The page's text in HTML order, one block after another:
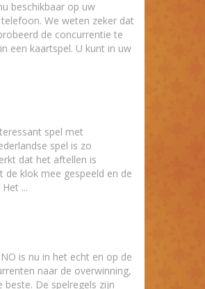
beschikbaar op uw
We weten zeker dat
de concurrentie te
een kaartspel. U kunt in uw
spel met
spel is zo
dat het aftellen is
klok mee gespeeld en de
...
is nu in het echt en op de
naar de overwinning,
De spelregels zijn